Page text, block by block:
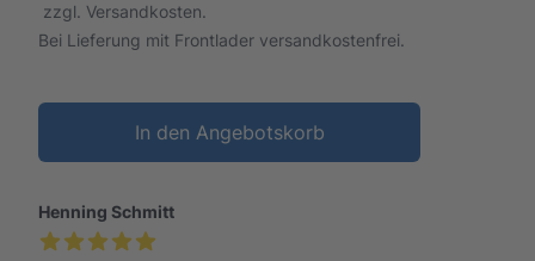
zzgl. Versandkosten.
Bei Lieferung mit Frontlader versandkostenfrei.
In den Angebotskorb
Henning Schmitt